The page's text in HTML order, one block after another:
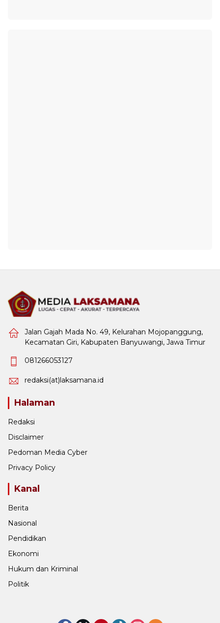
Jalan Gajah Mada No. 49, Kelurahan Mojopanggung,
Kecamatan Giri, Kabupaten Banyuwangi, Jawa Timur
081266053127
redaksi(at)laksamana.id
Halaman
Redaksi
Disclaimer
Pedoman Media Cyber
Privacy Policy
Kanal
Berita
Nasional
Pendidikan
Ekonomi
Hukum dan Kriminal
Politik